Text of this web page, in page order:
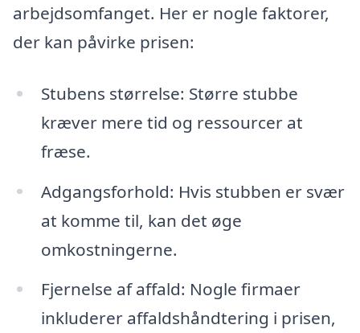
arbejdsomfanget. Her er nogle faktorer,
der kan påvirke prisen:
Stubens størrelse: Større stubbe
kræver mere tid og ressourcer at
fræse.
Adgangsforhold: Hvis stubben er svær
at komme til, kan det øge
omkostningerne.
Fjernelse af affald: Nogle firmaer
inkluderer affaldshåndtering i prisen,